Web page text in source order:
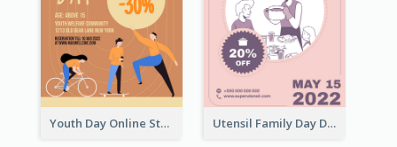
Youth Day Online Store Discount Flyer Utensil Family Day Discount Flyer